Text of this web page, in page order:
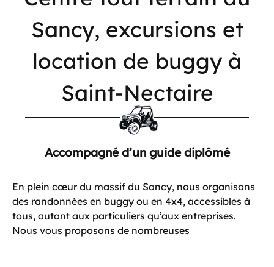
Sancy, excursions et
location de buggy à
Saint-Nectaire
Accompagné d’un guide diplômé
En plein cœur du massif du Sancy, nous organisons
des randonnées en buggy ou en 4x4, accessibles à
tous, autant aux particuliers qu’aux entreprises.
Nous vous proposons de nombreuses